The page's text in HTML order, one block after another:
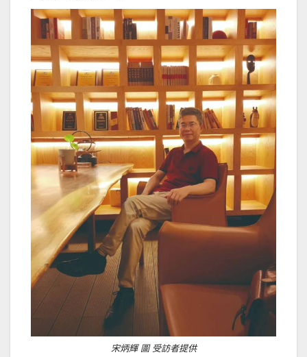
宋炳輝 圖 受訪者提供